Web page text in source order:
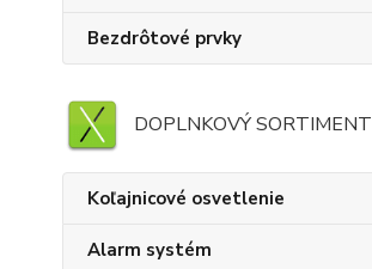
Bezdrôtové prvky
DOPLNKOVÝ SORTIMENT
Koľajnicové osvetlenie
Alarm systém